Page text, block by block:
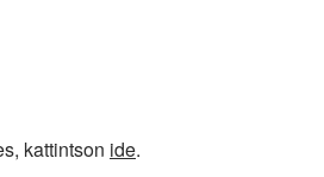
kattintson ide.